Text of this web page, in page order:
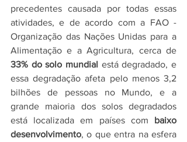
precedentes causada por todas essas
atividades, e de acordo com a FAO -
Organização das Nações Unidas para a
33% do solo mundial está degradado, e
essa degradação afeta pelo menos 3,2
bilhões de pessoas no Mundo, e a
grande maioria dos solos degradados
está localizada em países com baixo
desenvolvimento, o que entra na esfera